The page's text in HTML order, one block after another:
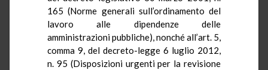
165 (Norme generali sull’ordinamento del
lavoro alle dipendenze delle
amministrazioni pubbliche), nonché all’art. 5,
comma 9, del decreto-legge 6 luglio 2012,
n. 95 (Disposizioni urgenti per la revisione